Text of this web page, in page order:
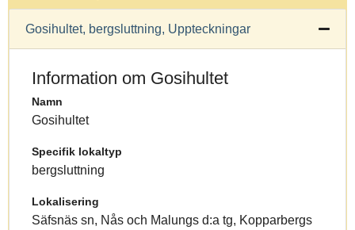
Gosihultet, bergsluttning, Uppteckningar
Information om Gosihultet
Namn
Gosihultet
Specifik lokaltyp
bergsluttning
Lokalisering
Säfsnäs sn, Nås och Malungs d:a tg, Kopparbergs